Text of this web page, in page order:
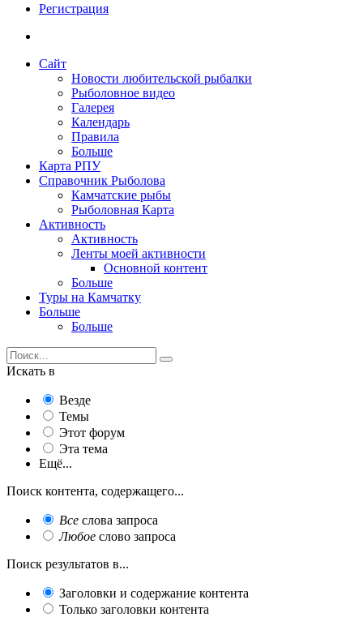
Регистрация
Сайт
Новости любительской рыбалки
Рыболовное видео
Галерея
Календарь
Правила
Больше
Карта РПУ
Справочник Рыболова
Камчатские рыбы
Рыболовная Карта
Активность
Активность
Ленты моей активности
Основной контент
Больше
Туры на Камчатку
Больше
Больше
Искать в
Везде
Темы
Этот форум
Эта тема
Ещё...
Поиск контента, содержащего...
Все слова запроса
Любое слово запроса
Поиск результатов в...
Заголовки и содержание контента
Только заголовки контента